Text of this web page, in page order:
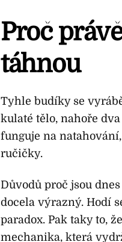
Proč
táhnou
Tyhle budíky se
kulaté tělo, nahoře
funguje na
ručičky.
Důvodů proč jsou
docela výrazný. Hodí
paradox. Pak taky to,
mechanika, která